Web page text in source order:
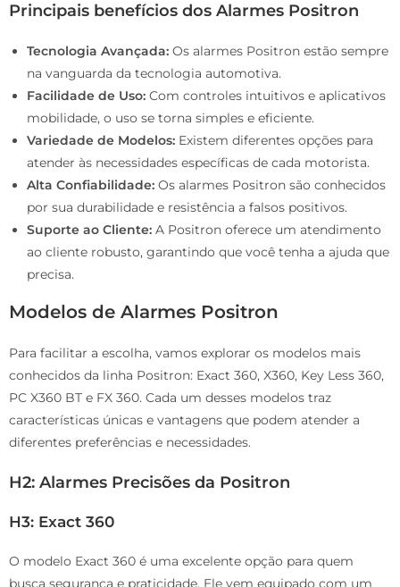
Principais benefícios dos Alarmes Positron
Tecnologia Avançada: Os alarmes Positron estão sempre
na vanguarda da tecnologia automotiva.
Facilidade de Uso: Com controles intuitivos e aplicativos
mobilidade, o uso se torna simples e eficiente.
Variedade de Modelos: Existem diferentes opções para
atender às necessidades específicas de cada motorista.
Alta Confiabilidade: Os alarmes Positron são conhecidos
por sua durabilidade e resistência a falsos positivos.
Suporte ao Cliente: A Positron oferece um atendimento
ao cliente robusto, garantindo que você tenha a ajuda que
precisa.
Modelos de Alarmes Positron
Para facilitar a escolha, vamos explorar os modelos mais
conhecidos da linha Positron: Exact 360, X360, Key Less 360,
PC X360 BT e FX 360. Cada um desses modelos traz
características únicas e vantagens que podem atender a
diferentes preferências e necessidades.
H2: Alarmes Precisões da Positron
H3: Exact 360
O modelo Exact 360 é uma excelente opção para quem
busca segurança e praticidade. Ele vem equipado com um